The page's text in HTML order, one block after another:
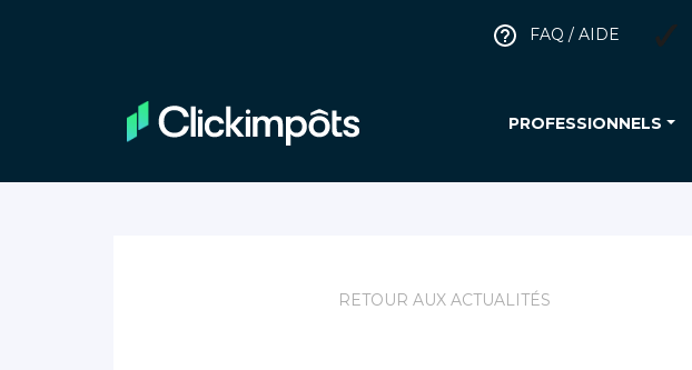
FAQ / AIDE
PROFESSIONNELS
RETOUR AUX ACTUALITÉS